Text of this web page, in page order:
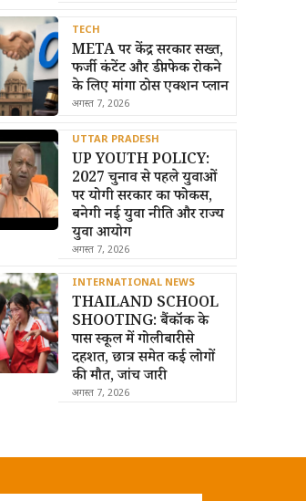
TECH
META पर केंद्र सरकार सख्त,
फर्जी कंटेंट और डीपफेक रोकने
के लिए मांगा ठोस एक्शन प्लान
अगस्त 7, 2026
UTTAR PRADESH
UP YOUTH POLICY:
2027 चुनाव से पहले युवाओं
पर योगी सरकार का फोकस,
बनेगी नई युवा नीति और राज्य
युवा आयोग
अगस्त 7, 2026
INTERNATIONAL NEWS
THAILAND SCHOOL
SHOOTING: बैंकॉक के
पास स्कूल में गोलीबारी से
दहशत, छात्र समेत कई लोगों
की मौत, जांच जारी
अगस्त 7, 2026